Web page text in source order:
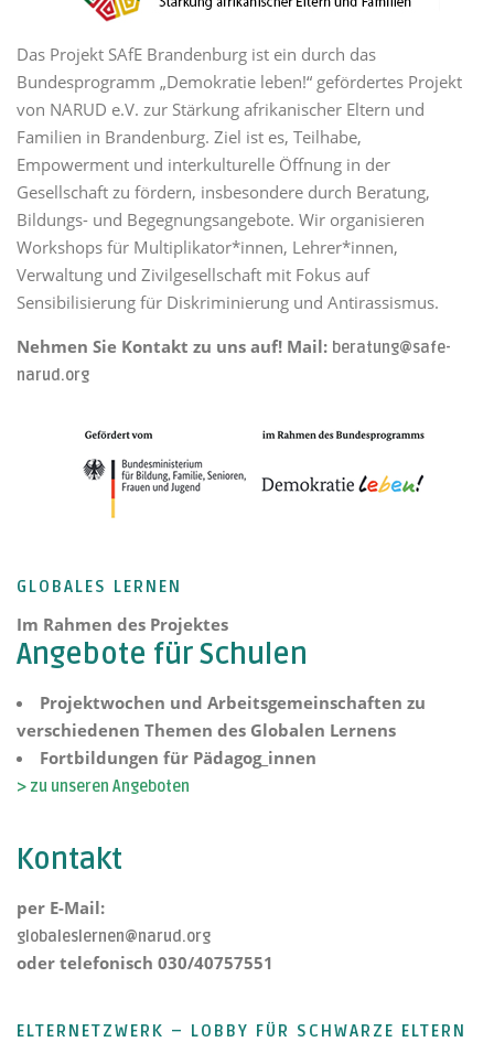
Das Projekt SAfE Brandenburg ist ein durch das
Bundesprogramm „Demokratie leben!“ gefördertes Projekt
von NARUD e.V. zur Stärkung afrikanischer Eltern und
Familien in Brandenburg. Ziel ist es, Teilhabe,
Empowerment und interkulturelle Öffnung in der
Gesellschaft zu fördern, insbesondere durch Beratung,
Bildungs- und Begegnungsangebote. Wir organisieren
Workshops für Multiplikator*innen, Lehrer*innen,
Verwaltung und Zivilgesellschaft mit Fokus auf
Sensibilisierung für Diskriminierung und Antirassismus.
Nehmen Sie Kontakt zu uns auf! Mail: beratung@safe-
narud.org
GLOBALES LERNEN
Im Rahmen des Projektes
Angebote für Schulen
Projektwochen und Arbeitsgemeinschaften zu
verschiedenen Themen des Globalen Lernens
Fortbildungen für Pädagog_innen
> zu unseren Angeboten
Kontakt
per E-Mail:
globaleslernen@narud.org
oder telefonisch 030/40757551
ELTERNETZWERK – LOBBY FÜR SCHWARZE ELTERN